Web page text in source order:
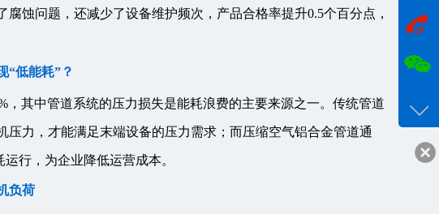
蚀问题，还减少了设备维护频次，产品合格率提升0.5个百分点，
“低能耗”？
，其中管道系统的压力损失是能耗浪费的主要来源之一。传统管道
力，才能满足末端设备的压力需求；而压缩空气铝合金管道通
行，为企业降低运营成本。
负荷
咨
客服